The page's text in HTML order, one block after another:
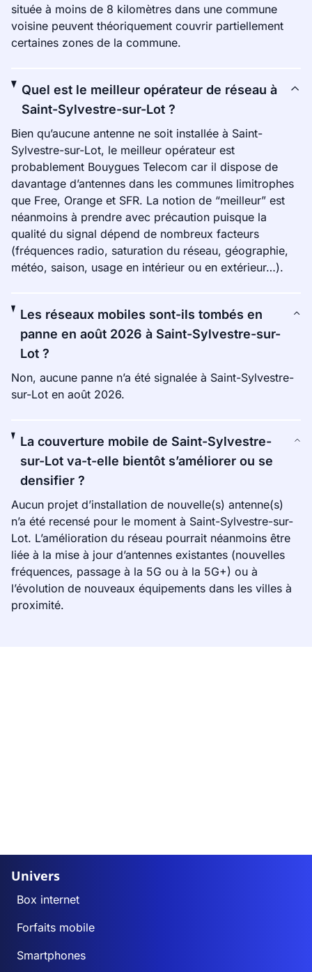
située à moins de 8 kilomètres dans une commune
voisine peuvent théoriquement couvrir partiellement
certaines zones de la commune.
Quel est le meilleur opérateur de réseau à
Saint-Sylvestre-sur-Lot ?
Bien qu’aucune antenne ne soit installée à Saint-
Sylvestre-sur-Lot, le meilleur opérateur est
probablement Bouygues Telecom car il dispose de
davantage d’antennes dans les communes limitrophes
que Free, Orange et SFR. La notion de “meilleur” est
néanmoins à prendre avec précaution puisque la
qualité du signal dépend de nombreux facteurs
(fréquences radio, saturation du réseau, géographie,
météo, saison, usage en intérieur ou en extérieur…).
Les réseaux mobiles sont-ils tombés en
panne en août 2026 à Saint-Sylvestre-sur-
Lot ?
Non, aucune panne n’a été signalée à Saint-Sylvestre-
sur-Lot en août 2026.
La couverture mobile de Saint-Sylvestre-
sur-Lot va-t-elle bientôt s’améliorer ou se
densifier ?
Aucun projet d’installation de nouvelle(s) antenne(s)
n’a été recensé pour le moment à Saint-Sylvestre-sur-
Lot. L’amélioration du réseau pourrait néanmoins être
liée à la mise à jour d’antennes existantes (nouvelles
fréquences, passage à la 5G ou à la 5G+) ou à
l’évolution de nouveaux équipements dans les villes à
proximité.
Univers
Box internet
Forfaits mobile
Smartphones